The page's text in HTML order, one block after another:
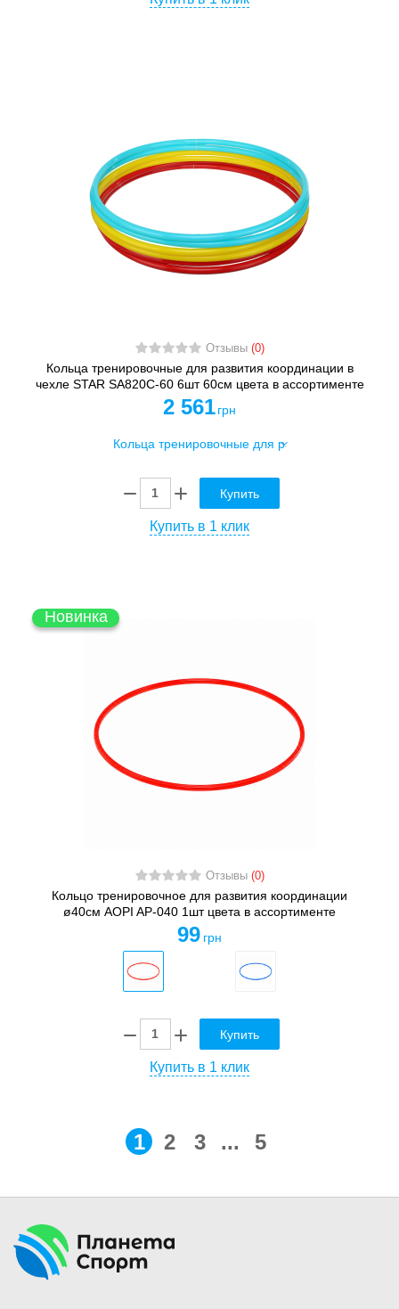
Отзывы (0)
Кольца тренировочные для развития координации в
чехле STAR SA820C-60 6шт 60см цвета в ассортименте
2 561 грн
Купить
Купить в 1 клик
Новинка
Отзывы (0)
Кольцо тренировочное для развития координации
ø40см AOPI AP-040 1шт цвета в ассортименте
99 грн
Купить
Купить в 1 клик
1 2 3 ... 5